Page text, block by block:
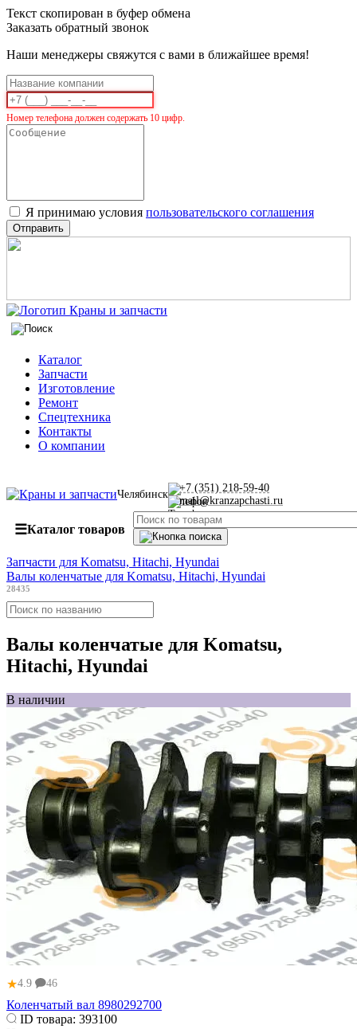
Текст скопирован в буфер обмена
Заказать обратный звонок
Наши менеджеры свяжутся с вами в ближайшее время!
Номер телефона должен содержать 10 цифр.
Я принимаю условия пользовательского соглашения
Отправить
Каталог
Запчасти
Изготовление
Ремонт
Спецтехника
Контакты
О компании
Челябинск
+7 (351) 218-59-40
mail@kranzapchasti.ru
☰Каталог товаров
Запчасти для Komatsu, Hitachi, Hyundai
Валы коленчатые для Komatsu, Hitachi, Hyundai
28435
Валы коленчатые для Komatsu,
Hitachi, Hyundai
В наличии
★4.9 46
Коленчатый вал 8980292700
ID товара: 393100